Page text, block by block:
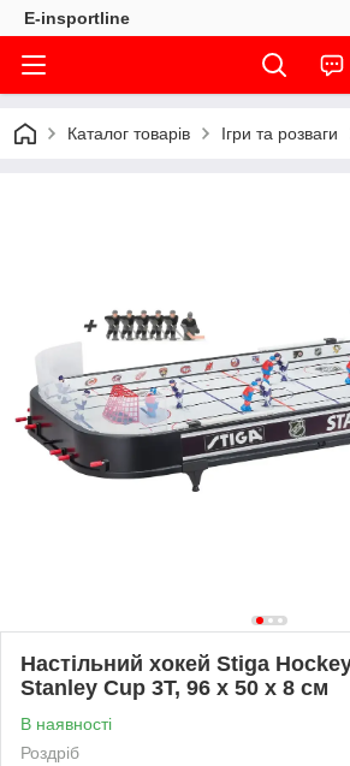
E-insportline
Каталог товарів Ігри та розваги
Настільний хокей Stiga
Stanley Cup 3T, 96 х 50 х 8 см
В наявності
Роздріб